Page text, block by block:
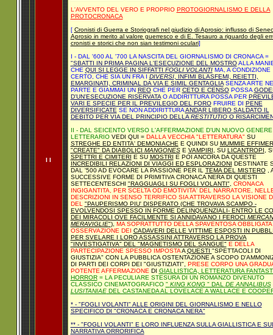
I I
L'AVVENTO DEL VERO E PROPRIO PROTOGIORNALISMO E DELLA
PROTOCRONACA
[ Cronisti di Guerra e Storiografi nel giudizio di Aprosio: influsso di
Aprosio in merito al valore guerresco e di E. Tesauro a riguardo degli
cronisti e storici che non sian testimoni oculari]
I - DAL '600 AL '700 LA NASCITA DEL GIORNALISMO DI CRONACA =
"SBATTI IN PRIMA PAGINA L'ESECUZIONE DEL MOSTROALLA
CHE QUI SI LEGGE IN SIFFATTI FOGLI VOLANTIMA, A CONDIZIONE
CERTO, CHE SIA UN FRA I DIVERSI, INFIMI BLASFEMI, REIETTI,
EMARGINATI, CRIMINAL DA VIA E SIMIL GENTAGLIASENZA ARTE
PARTE E GIAMMAI UN REOCHE PER CETO E CENSOPOSSA
D'UN'ESECUZIONE RISERVATAO ADDIRITTURA POSSA PER
VARI E SPECIE PER IL PREVILEGIO DEL FOROFRUIRE DI PENE
DIVERSIFICATE SE NON ADDIRITTURAANDAR LIBERO SALDATO IL
DEBITO PER VIA DEL PRINCIPIO DELLA RESTITUTIOO
II - DAL SEICENTO VERSO L'AFFERMAZIONE D'UN NUOVO GENERE
LETTERARIO VEDI QUI = DALLA VECCHIA "LETTERATURA"SU
STREGHE ED ENTITA' DEMONIACHE E QUINDI SU MUMMIE
"CREATE" DA DIABOLICI MANGONESE VAMPIRI , SU LICANTROPI ,
SPETTRI E CIMITERI E SU MOSTRI E POI ANCORA DA QUESTE
INCREDIBILI RELAZIONI DI VIAGGI ED ESPLORAZIONI DESTINATE
DAL '500 AD EVOCARE LA PASSIONE PER IL TEMA DEL MISTERO,
SUCCESSIVE FORME DI PRIMITIVA CRONACA NERA DI QUESTI
SETTECENTESCHI "RAGGUAGLI SU FOGLI VOLANTI", CRONACA
INGIGANTITA, PER SCELTA OD EMOTIVITA' DEL NARRATORE,
DESCRIZIONI IN SENSO TERRIFICO SIA ATTRAVERSO LA VISIONE
DEL "PAUPERISMO PIU' DISPERATO (CHE TROVAVA SCAMPO -
EVOLVENDOSI SPESSO IN FORME DELINQUENZIALI- ENTRO LE
DEI MIRACOLI OVE FACILMENTE SI ANNIDAVANO I FEROCI
MERAVIGLIE"), MA SOPRATTUTTO DELLA SPAVENTOSA OBBLIGATA
OSSERVAZIONE DEI CADAVERI DELLE VITTIME ESPOSTI IN
PER SVELARE I LORO ASSASSINI ATTRAVERSO LA PROVA
"INVESTIGATIVA" DEL "MAGNETISMO DEL SANGUE" E DELLA
PARTECIPAZIONE SPESSO IMPOSTAA QUESTI "SPETTACOLI DI
GIUSTIZIA" CON LA PUBBLICA OSTENTAZIONE A SCOPO
DI PARTI DEI CORPI DEI "GIUSTIZIATI", PRESE CORPO UNA
POTENTE AFFERMAZIONE DI GIALLISTICA, LETTERATURA
HORROR= LA PECULIARE STESURA DI UN ROMANZO DIVENUTO
CLASSICO CINEMATOGRAFICO " KING KONG" DAL DE ANNALIBUS
LUSITANIAEDEL CASTANEDA AL LOVELACE A WALLACE E
* - "FOGLI VOLANTI" ALLE ORIGINI DEL GIORNALISMO E NELLO
SPECIFICO DI "CRONACA E CRONACA NERA"
** - "FOGLI VOLANTI" E LORO INFLUENZA SULLA GIALLISTICA E
NARRATIVA ORRORIFICA